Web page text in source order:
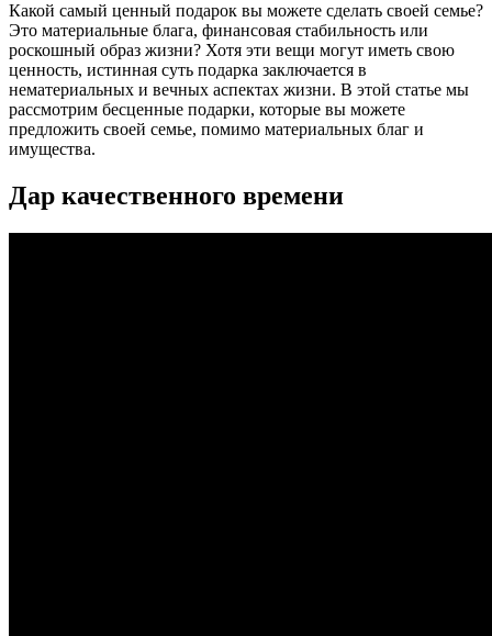
Какой самый ценный подарок вы можете сделать своей семье?
Это материальные блага, финансовая стабильность или
роскошный образ жизни? Хотя эти вещи могут иметь свою
ценность, истинная суть подарка заключается в
нематериальных и вечных аспектах жизни. В этой статье мы
рассмотрим бесценные подарки, которые вы можете
предложить своей семье, помимо материальных благ и
имущества.
Дар качественного времени